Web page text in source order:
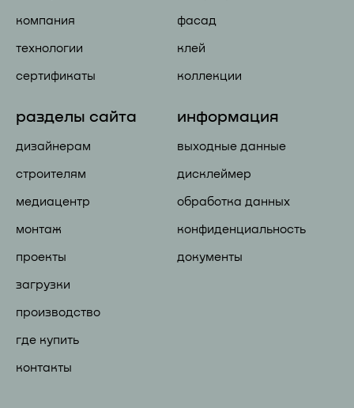
компания
технологии
сертификаты
фасад
клей
коллекции
разделы сайта
дизайнерам
строителям
медиацентр
монтаж
проекты
загрузки
производство
где купить
контакты
информация
выходные данные
дисклеймер
обработка данных
конфиденциальность
документы